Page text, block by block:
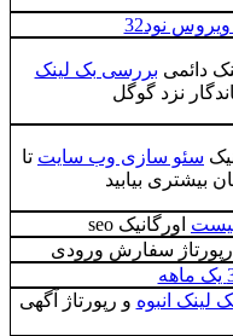
نود32
دائمی بررسی بک لینک
نزد گوگل
سئو سازی وب سایت تا
بیشتری بیابید
اورگانیک seo
سفارش ورودی
لینک انبوه و رپورتاژ آگهی